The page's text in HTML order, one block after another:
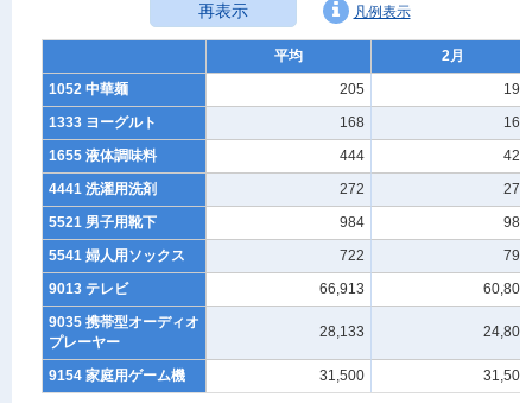
再表示 凡例表示
平均
2月
1052 中華麺
205
194
1333 ヨーグルト
168
168
1655 液体調味料
444
424
4441 洗濯用洗剤
272
273
5521 男子用靴下
984
987
5541 婦人用ソックス
722
792
9013 テレビ
66,913
60,800
9035 携帯型オーディオ
プレーヤー
28,133 24,800
9154 家庭用ゲーム機 31,500 31,500